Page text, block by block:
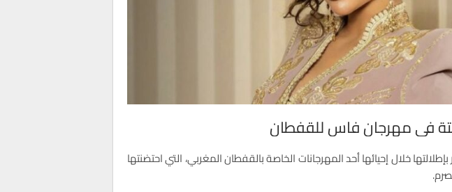
في مهرجان فاس للقفطان
خلال إحيائها أحد المهرجانات الخاصة بالقفطان المغربي، التي احتضنتها